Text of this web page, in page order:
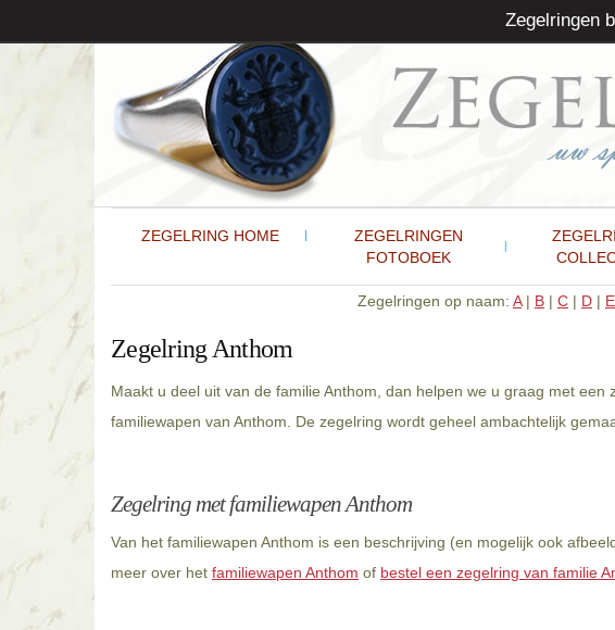
ZEGELRING HOME
ZEGELRINGEN
FOTOBOEK
Zegelringen op naam: A| B | C | D | E
Zegelring Anthom
Maakt u deel uit van de familie Anthom, dan helpen we u graag met
familiewapen van Anthom. De zegelring wordt geheel ambachtelijk
Zegelring met familiewapen Anthom
Van het familiewapen Anthom is een beschrijving (en mogelijk ook
meer over het familiewapen Anthom of bestel een zegelring van familie
Zegelringen